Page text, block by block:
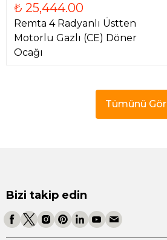
₺ 25,444.00
Remta 4 Radyanlı Üstten
Motorlu Gazlı (CE) Döner
Ocağı
Tümünü Gör
Bizi takip edin